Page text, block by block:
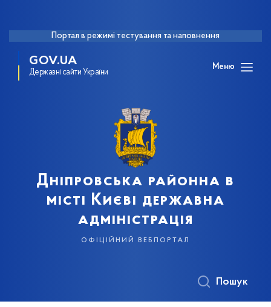
Портал в режимі тестування та наповнення
GOV.UA
Державні сайти України
Меню
Дніпровська районна в
місті Києві державна
адміністрація
офіційний вебпортал
Пошук